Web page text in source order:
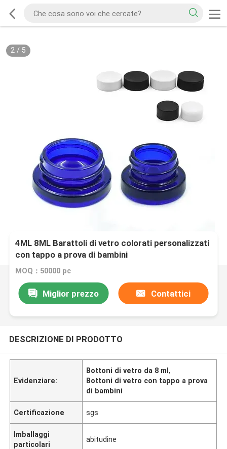
2/ 5
4ML 8ML Barattoli di vetro colorati personalizzati
con tappo a prova di bambini
MOQ：50000 pc
Miglior prezzo Contattici
DESCRIZIONE DI PRODOTTO
Evidenziare:
Bottoni di vetro da 8 ml,
Bottoni di vetro con tappo a prova
di bambini
Certificazione sgs
Imballaggi
particolari
abitudine